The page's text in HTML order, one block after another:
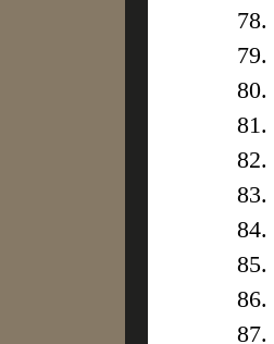
78.
79.
80.
81.
82.
83.
84.
85.
86.
87.